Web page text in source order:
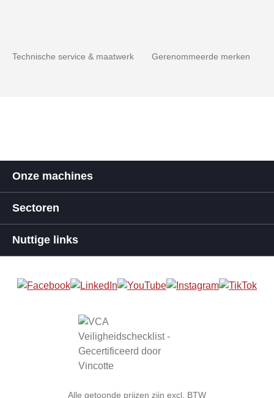
Technische service & maatwerk Gerenommeerde merken
Onze machines
Sectoren
Nuttige links
Alle getoonde prijzen zijn excl. BTW